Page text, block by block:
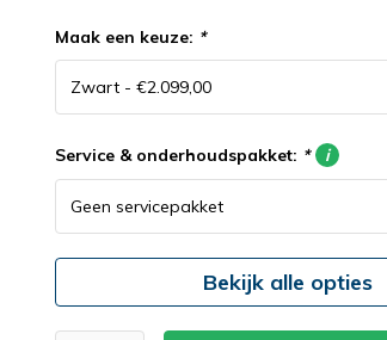
Maak een keuze: *
Service & onderhoudspakket: * i
Bekijk alle opties